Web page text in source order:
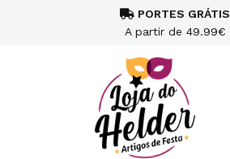
PORTES GRÁTIS
A partir de 49.99€